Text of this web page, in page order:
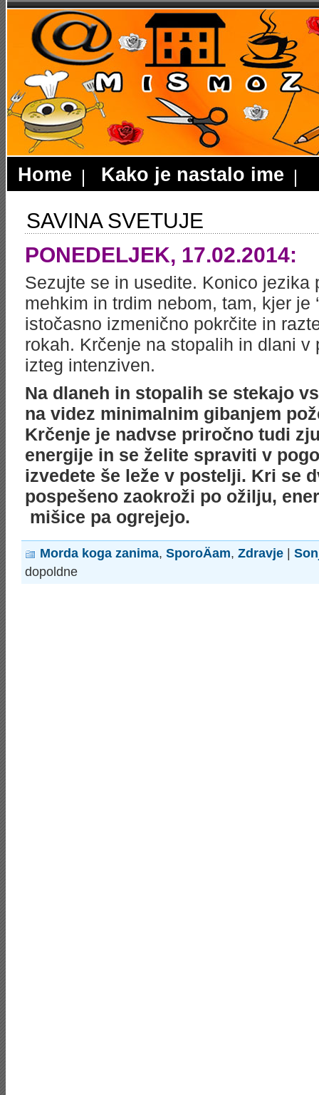
Home Kako je nastalo ime
SAVINA SVETUJE
PONEDELJEK, 17.02.2014:
Sezujte se in usedite. Konico jezika
mehkim in trdim nebom, tam, kjer je
istočasno izmenično pokrčite in
rokah. Krčenje na stopalih in dlani v
izteg intenziven.
Na dlaneh in stopalih se stekajo
na videz minimalnim gibanjem
Krčenje je nadvse priročno tudi
energije in se želite spraviti v
izvedete še leže v postelji. Kri se
pospešeno zaokroži po ožilju,
mišice pa ogrejejo.
Morda koga zanima, SporoÄam, Zdravje
dopoldne